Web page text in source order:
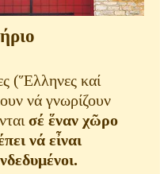
(Ἕλληνες καί
νά γνωρίζουν
σέ ἕναν χῶρο
νά εἶναι